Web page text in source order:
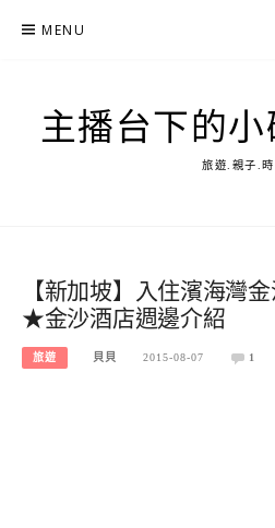
MENU
主播台下的
旅遊.親子.時
【新加坡】入住濱海灣
★金沙酒店週邊介紹
旅遊 貝貝 2015-08-07 1